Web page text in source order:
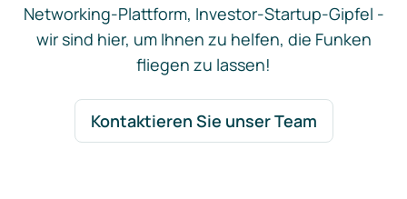
Networking-Plattform, Investor-Startup-Gipfel -
wir sind hier, um Ihnen zu helfen, die Funken
fliegen zu lassen!
Kontaktieren Sie unser Team